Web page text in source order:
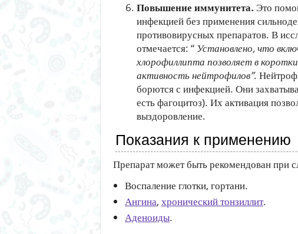
Повышение иммунитета. Это
инфекцией без применения
противовирусных препаратов. В
отмечается: “ Установлено, что
хлорофиллипта позволяет в
активность нейтрофилов”.
борются с инфекцией. Они
есть фагоцитоз). Их активация
выздоровление.
Показания к применению
Препарат может быть рекомендован при
Воспаление глотки, гортани.
Ангина, хронический тонзиллит.
Аденоиды.